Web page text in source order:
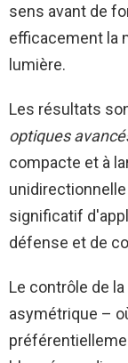
sens avant de
efficacement la
lumière.
Les résultats
optiques
compacte et à
significatif
défense et de
Le contrôle de
asymétrique –